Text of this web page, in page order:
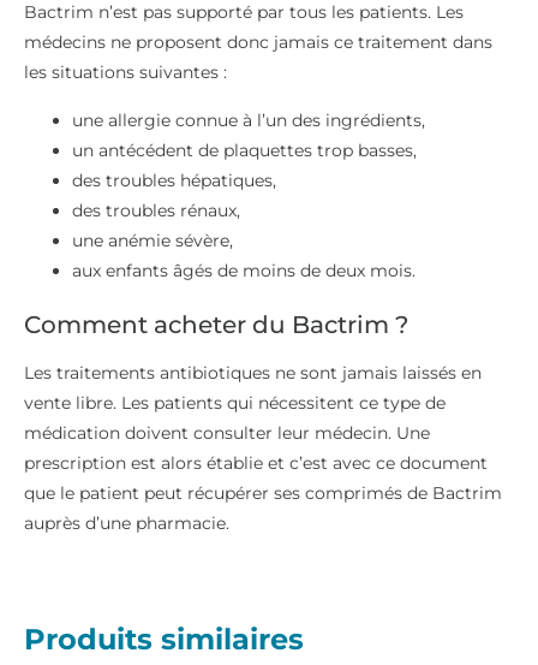
Bactrim n’est pas supporté par tous les patients. Les
médecins ne proposent donc jamais ce traitement dans
les situations suivantes :
une allergie connue à l’un des ingrédients,
un antécédent de plaquettes trop basses,
des troubles hépatiques,
des troubles rénaux,
une anémie sévère,
aux enfants âgés de moins de deux mois.
Comment acheter du Bactrim ?
Les traitements antibiotiques ne sont jamais laissés en
vente libre. Les patients qui nécessitent ce type de
médication doivent consulter leur médecin. Une
prescription est alors établie et c’est avec ce document
que le patient peut récupérer ses comprimés de Bactrim
auprès d’une pharmacie.
Produits similaires